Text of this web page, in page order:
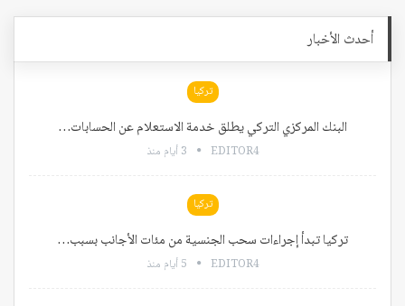
أحدث الأخبار
تركيا
البنك المركزي التركي يطلق خدمة الاستعلام عن الحسابات…
EDITOR4 3 أيام منذ
تركيا
تركيا تبدأ إجراءات سحب الجنسية من مئات الأجانب بسبب…
EDITOR4 5 أيام منذ